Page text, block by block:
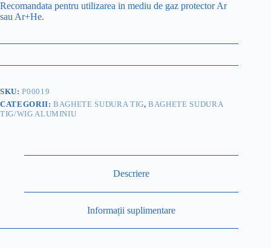
Recomandata pentru utilizarea in mediu de gaz protector Ar
sau Ar+He.
SKU:P00019
CATEGORII:BAGHETE SUDURA TIG,BAGHETE SUDURA
TIG/WIG ALUMINIU
Descriere
Informații suplimentare